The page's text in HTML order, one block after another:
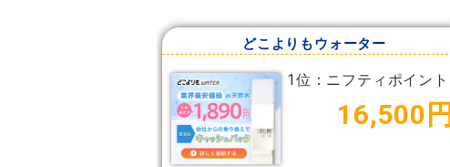
どこよりもウォーター
1位：ニフティポイント
16,500円